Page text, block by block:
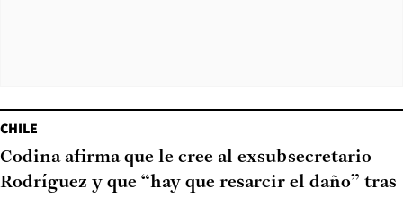
CHILE
Codina afirma que le cree al exsubsecretario
Rodríguez y que “hay que resarcir el daño” tras